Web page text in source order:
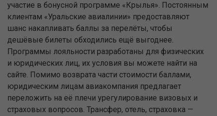
участие в бонусной программе «Крылья». Постоянным
клиентам «Уральские авиалинии» предоставляют
шанс накапливать баллы за перелёты, чтобы
дешёвые билеты обходились ещё выгоднее.
Программы лояльности разработаны для физических
и юридических лиц, их условия вы можете найти на
сайте. Помимо возврата части стоимости баллами,
юридическим лицам авиакомпания предлагает
переложить на её плечи урегулирование визовых и
страховых вопросов. Трансфер, отель, страховка —